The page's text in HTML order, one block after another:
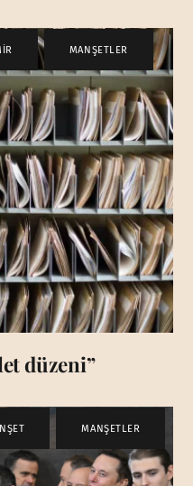
, MANŞETLER
düzeni”
MANŞETLER